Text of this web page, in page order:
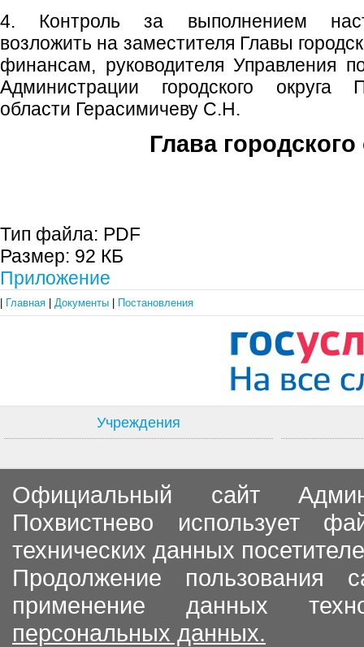
4. Контроль за выполнением
возложить на заместителя Главы
финансам, руководителя Управления
Администрации городского округа
области Герасимичеву С.Н.
Глава городского
Тип файла: PDF
Размер: 92 КБ
Приложение
Главная Документы Постановления
Учреждения
Официальный сайт
Похвистнево использует
технических данных
Продолжение пользования
применение данных
персональных данных.